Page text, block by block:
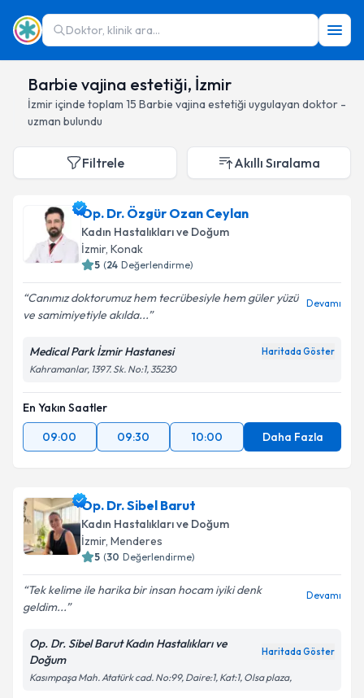
Doktor, klinik ara...
Barbie vajina estetiği, İzmir
İzmiriçinde toplam 15 Barbie vajina estetiği uygulayan doktor -
uzman bulundu
Filtrele Akıllı Sıralama
Op. Dr. Özgür Ozan Ceylan
Kadın Hastalıkları ve Doğum
İzmir, Konak
5 (24 Değerlendirme)
Canımız doktorumuz hem tecrübesiyle hem güler yüzü
ve samimiyetiyle akılda...
Devamı
Medical Park İzmir Hastanesi Haritada Göster
Kahramanlar, 1397. Sk. No:1, 35230
En Yakın Saatler
09:00
09:30 10:00 Daha Fazla
Op. Dr. Sibel Barut
Kadın Hastalıkları ve Doğum
İzmir, Menderes
5 (30 Değerlendirme)
Tek kelime ile harika bir insan hocam iyiki denk
geldim...
Devamı
Op. Dr. Sibel Barut Kadın Hastalıkları ve
Doğum
Haritada Göster
Kasımpaşa Mah. Atatürk cad. No:99, Daire:1, Kat:1, Olsa plaza,